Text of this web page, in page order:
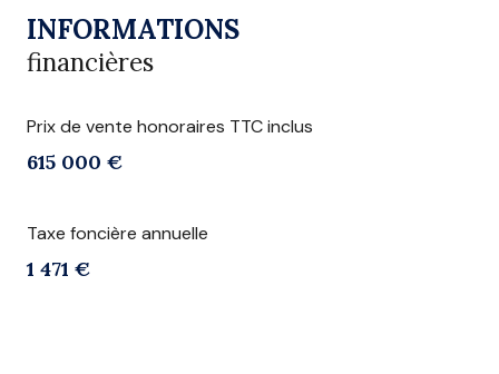
INFORMATIONS
financières
Prix de vente honoraires TTC inclus
615 000 €
Taxe foncière annuelle
1 471 €